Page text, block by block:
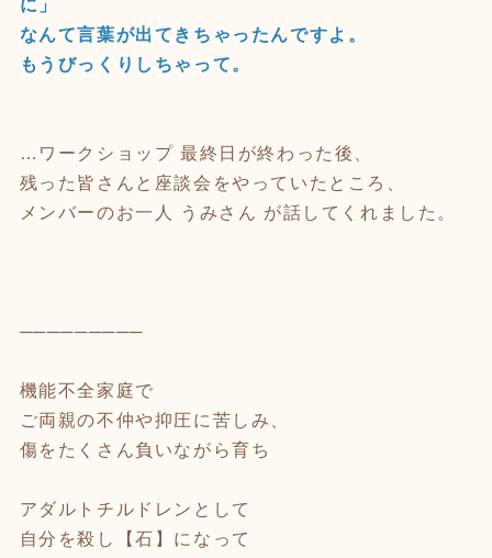
に」
なんて言葉が出てきちゃったんですよ。
もうびっくりしちゃって。
…ワークショップ 最終日が終わった後、
残った皆さんと座談会をやっていたところ、
メンバーのお一人 うみさん が話してくれました。
─────────
機能不全家庭で
ご両親の不仲や抑圧に苦しみ、
傷をたくさん負いながら育ち
アダルトチルドレンとして
自分を殺し【石】になって